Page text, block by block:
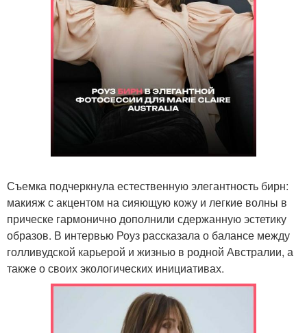
Съемка подчеркнула естественную элегантность бирн:
макияж с акцентом на сияющую кожу и легкие волны в
прическе гармонично дополнили сдержанную эстетику
образов. В интервью Роуз рассказала о балансе между
голливудской карьерой и жизнью в родной Австралии, а
также о своих экологических инициативах.